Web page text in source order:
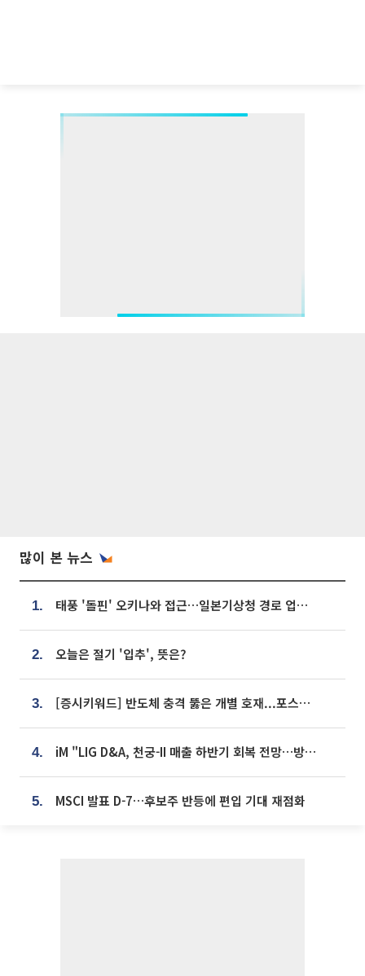
많이 본 뉴스
1. 태풍 '돌핀' 오키나와 접근…일본기상청 경로 업데이트
2. 오늘은 절기 '입추', 뜻은?
3. [증시키워드] 반도체 충격 뚫은 개별 호재...포스코퓨처엠·에코프로·한화솔루션 '눈길'
4. iM "LIG D&A, 천궁-II 매출 하반기 회복 전망…방산 톱픽 유지"
5. MSCI 발표 D-7…후보주 반등에 편입 기대 재점화